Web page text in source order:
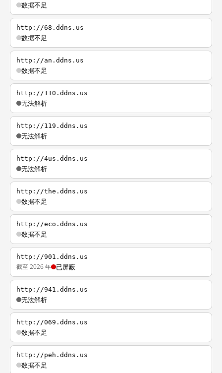
数据不足
http://68.ddns.us
数据不足
http://an.ddns.us
数据不足
http://110.ddns.us
无法解析
http://119.ddns.us
无法解析
http://4us.ddns.us
无法解析
http://the.ddns.us
数据不足
http://eco.ddns.us
数据不足
http://901.ddns.us
截至 2026 年 已屏蔽
http://941.ddns.us
无法解析
http://069.ddns.us
数据不足
http://peh.ddns.us
数据不足